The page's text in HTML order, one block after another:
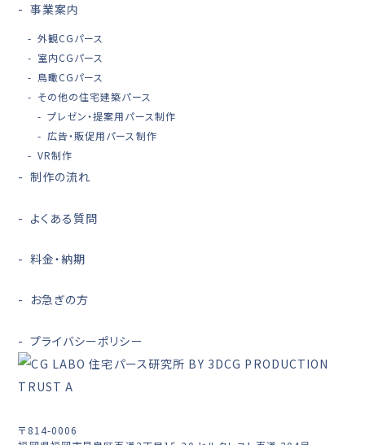
〒814-0006
事業案内
外観CGパース
室内CGパース
鳥瞰CGパース
その他の住宅建築パース
プレゼン・提案用パース制作
広告・販促用パース制作
VR制作
制作の流れ
よくある質問
料金・納期
お急ぎの方
プライバシーポリシー